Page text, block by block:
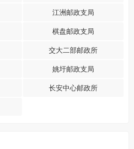
江洲邮政支局
棋盘邮政支局
交大二部邮政所
姚圩邮政支局
长安中心邮政所